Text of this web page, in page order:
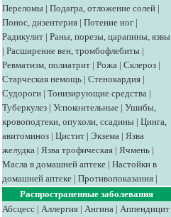
Переломы | Подагра, отложение солей |
Понос, дизентерия | Потение ног |
Радикулит | Раны, порезы, царапины, язвы
| Расширение вен, тромбофлебиты |
Ревматизм, полиатрит | Рожа | Склероз |
Старческая немощь | Стенокардия |
Судороги | Тонизирующие средства |
Туберкулез | Успокоительные | Ушибы,
кровоподтеки, опухоли, ссадины | Цинга,
авитоминоз | Цистит | Экзема | Язва
желудка | Язва трофическая | Ячмень |
Масла в домашней аптеке | Настойки в
домашней аптеке | Противопоказания |
Распространенные заболевания
Абсцесс | Аллергия | Ангина | Аппендицит